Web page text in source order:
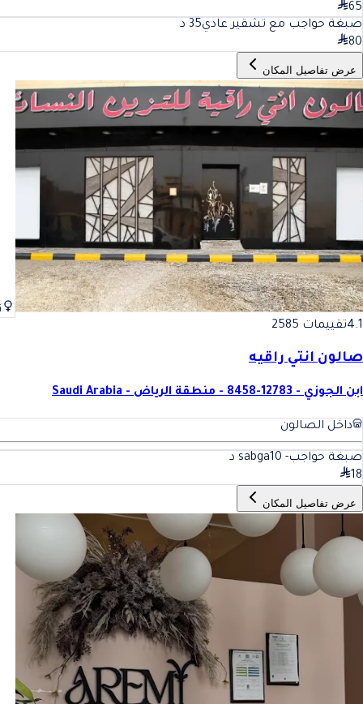
65
صبغة حواجب مع تشقير عادي35 د
80
عرض تفاصيل المكان
4.1تقييمات 2585
صالون انتي راقيه
ابن الجوزي - 12783-8458 - منطقة الرياض - Saudi Arabia
داخل الصالون
صبغة حواجب- sabga 10
د
18
عرض تفاصيل المكان